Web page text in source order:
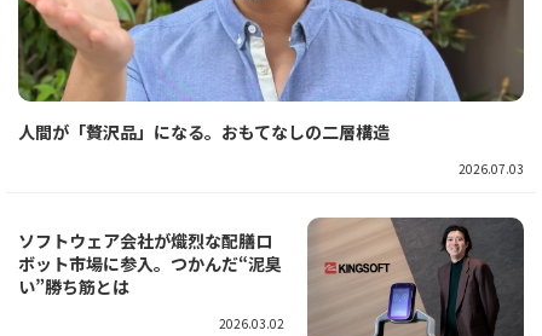
人間が「贅沢品」になる。おもてなしの二層構造
2026.07.03
ソフトウェア会社が熾烈な配膳ロ
ボット市場に参入。つかんだ“泥臭
い”勝ち筋とは
2026.03.02